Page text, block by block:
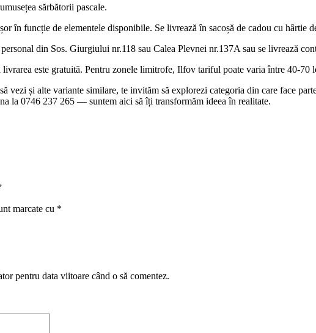
sărbătorii pascale.
în funcție de elementele disponibile. Se livrează în sacoșă de cadou cu hârtie
din Sos. Giurgiului nr.118 sau Calea Plevnei nr.137A sau se livrează
este gratuită. Pentru zonele limitrofe, Ilfov tariful poate varia între 40-70
vezi și alte variante similare, te invităm să explorezi categoria din care face
la 0746 237 265 — suntem aici să îți transformăm ideea în realitate.
marcate cu *
pentru data viitoare când o să comentez.